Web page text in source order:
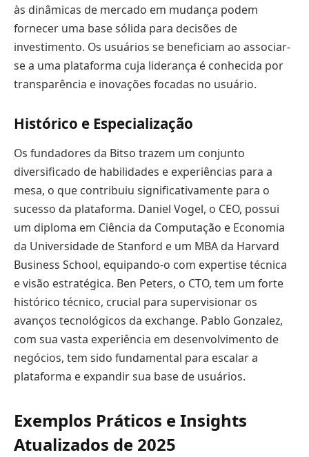
às dinâmicas de mercado em mudança podem
fornecer uma base sólida para decisões de
investimento. Os usuários se beneficiam ao associar-
se a uma plataforma cuja liderança é conhecida por
transparência e inovações focadas no usuário.
Histórico e Especialização
Os fundadores da Bitso trazem um conjunto
diversificado de habilidades e experiências para a
mesa, o que contribuiu significativamente para o
sucesso da plataforma. Daniel Vogel, o CEO, possui
um diploma em Ciência da Computação e Economia
da Universidade de Stanford e um MBA da Harvard
Business School, equipando-o com expertise técnica
e visão estratégica. Ben Peters, o CTO, tem um forte
histórico técnico, crucial para supervisionar os
avanços tecnológicos da exchange. Pablo Gonzalez,
com sua vasta experiência em desenvolvimento de
negócios, tem sido fundamental para escalar a
plataforma e expandir sua base de usuários.
Exemplos Práticos e Insights
Atualizados de 2025